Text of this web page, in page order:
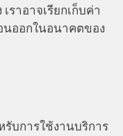
าอาจเรียกเก็บค่า
นออกในอนาคตของ
รับการใช้งานบริการ